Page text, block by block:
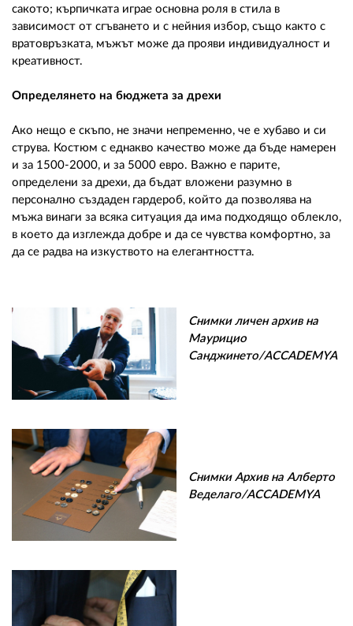
сакото; кърпичката играе основна роля в стила в
зависимост от сгъването и с нейния избор, също както с
вратовръзката, мъжът може да прояви индивидуалност и
креативност.
Определянето на бюджета за дрехи
Ако нещо е скъпо, не значи непременно, че е хубаво и си
струва. Костюм с еднакво качество може да бъде намерен
и за 1500-2000, и за 5000 евро. Важно е парите,
определени за дрехи, да бъдат вложени разумно в
персонално създаден гардероб, който да позволява на
мъжа винаги за всяка ситуация да има подходящо облекло,
в което да изглежда добре и да се чувства комфортно, за
да се радва на изкуството на елегантността.
Снимки личен архив на
Маурицио
Санджинето/ACCADEMYA
Снимки Архив на Алберто
Веделаго/ACCADEMYA